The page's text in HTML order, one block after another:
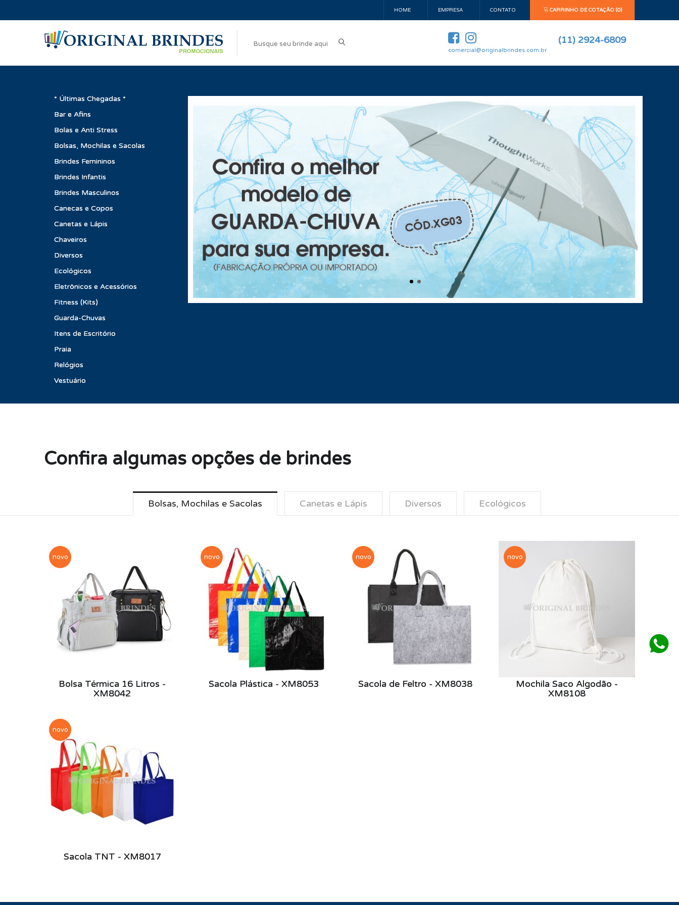
HOME EMPRESA CONTATO CARRINHO DE COTAÇÃO (0)
comercial@originalbrindes.com.br
(11) 2924-6809
* Últimas Chegadas *
Bar e Afins
Bolas e Anti Stress
Bolsas, Mochilas e Sacolas
Brindes Femininos
Brindes Infantis
Brindes Masculinos
Canecas e Copos
Canetas e Lápis
Chaveiros
Diversos
Ecológicos
Eletrônicos e Acessórios
Fitness (Kits)
Guarda-Chuvas
Itens de Escritório
Praia
Relógios
Vestuário
Confira algumas opções de brindes
Bolsas, Mochilas e Sacolas Canetas e Lápis Diversos Ecológicos
novo
Bolsa Térmica 16 Litros -
XM8042
novo
Sacola Plástica - XM8053
novo
Sacola de Feltro - XM8038
novo
Mochila Saco Algodão -
XM8108
novo
Sacola TNT - XM8017